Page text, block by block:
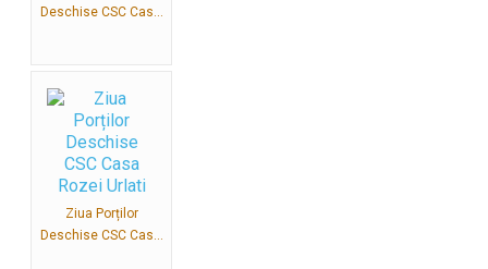
Deschise CSC Cas...
Ziua Porților
Deschise CSC Cas...